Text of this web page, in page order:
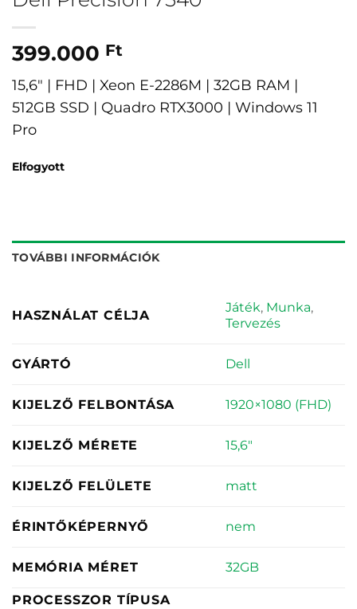
399.000 Ft
15,6″ | FHD | Xeon E-2286M | 32GB RAM |
512GB SSD | Quadro RTX3000 | Windows 11
Pro
Elfogyott
TOVÁBBI INFORMÁCIÓK
HASZNÁLAT CÉLJA
Játék, Munka,
Tervezés
GYÁRTÓ Dell
KIJELZŐ FELBONTÁSA 1920×1080 (FHD)
KIJELZŐ MÉRETE 15,6"
KIJELZŐ FELÜLETE matt
ÉRINTŐKÉPERNYŐ nem
MEMÓRIA MÉRET 32GB
PROCESSZOR TÍPUSA